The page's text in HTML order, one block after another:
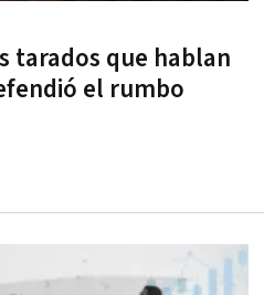
tarados que hablan
el rumbo